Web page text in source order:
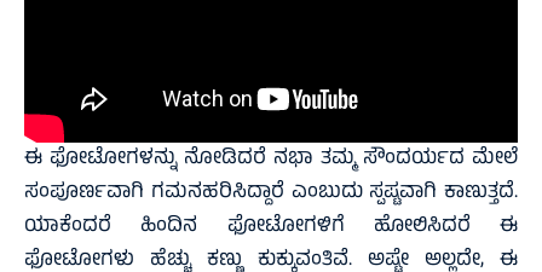
ಈ ಫೋಟೋಗಳನ್ನು ನೋಡಿದರೆ ನಭಾ ತಮ್ಮ ಸೌಂದರ್ಯದ ಮೇಲೆ
ಸಂಪೂರ್ಣವಾಗಿ ಗಮನಹರಿಸಿದ್ದಾರೆ ಎಂಬುದು ಸ್ಪಷ್ಟವಾಗಿ ಕಾಣುತ್ತದೆ.
ಯಾಕೆಂದರೆ ಹಿಂದಿನ ಫೋಟೋಗಳಿಗೆ ಹೋಲಿಸಿದರೆ ಈ
ಫೋಟೋಗಳು ಹೆಚ್ಚು ಕಣ್ಣು ಕುಕ್ಕುವಂತಿವೆ. ಅಷ್ಟೇ ಅಲ್ಲದೇ, ಈ